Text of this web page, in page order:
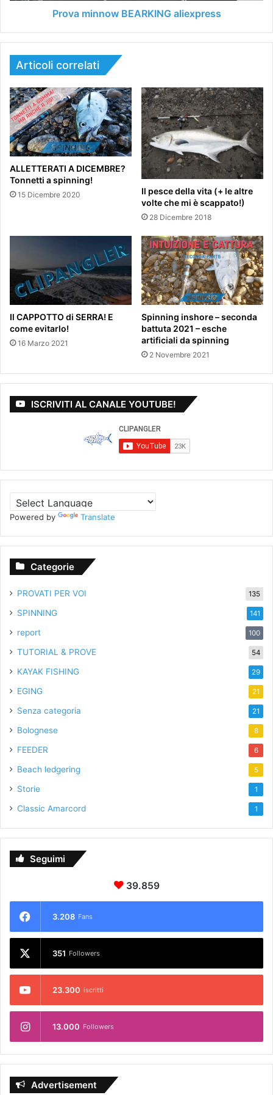
Prova minnow BEARKING aliexpress
Articoli correlati
ALLETTERATI A DICEMBRE?
Tonnetti a spinning!
15 Dicembre 2020
Il pesce della vita (+ le altre
volte che mi è scappato!)
28 Dicembre 2018
Il CAPPOTTO di SERRA! E
come evitarlo!
16 Marzo 2021
Spinning inshore – seconda
battuta 2021 – esche
artificiali da spinning
2 Novembre 2021
ISCRIVITI AL CANALE YOUTUBE!
Powered by Translate
Categorie
PROVATI PER VOI 135
SPINNING 141
report 100
TUTORIAL & PROVE 54
KAYAK FISHING 29
EGING 21
Senza categoria 21
Bolognese 8
FEEDER 6
Beach ledgering 5
Storie 1
Classic Amarcord 1
Seguimi
39.859
3.208 Fans
351 Followers
23.300 iscritti
13.000 Followers
Advertisement